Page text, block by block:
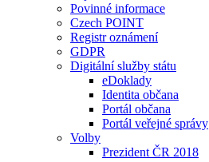
Povinné informace
Czech POINT
Registr oznámení
GDPR
Digitální služby státu
eDoklady
Identita občana
Portál občana
Portál veřejné správy
Volby
Prezident ČR 2018